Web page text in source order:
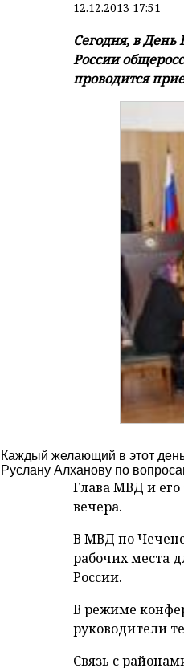
12.12.2013 17:51
Сегодня, в
России
проводится
Каждый желающий в этот день
Руслану Алханову по
Глава МВД и
вечера.
В МВД по
рабочих места
России.
В режиме
руководители
Связь с